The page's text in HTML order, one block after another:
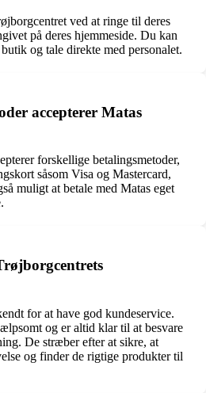
ved at ringe til deres
på deres hjemmeside. Du kan
og tale direkte med personalet.
accepterer Matas
forskellige betalingsmetoder,
såsom Visa og Mastercard,
muligt at betale med Matas eget
for at have god kundeservice.
og er altid klar til at besvare
De stræber efter at sikre, at
og finder de rigtige produkter til